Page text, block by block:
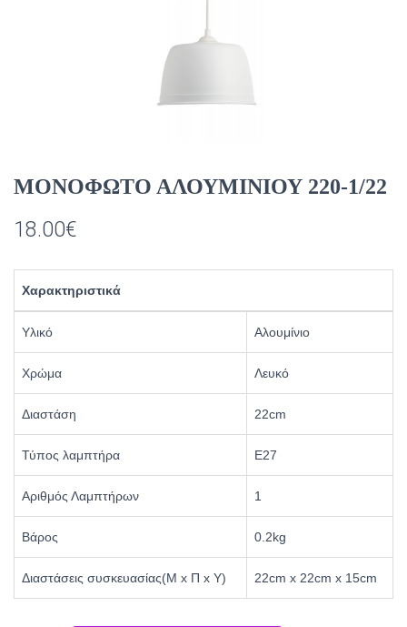
ΜΟΝΟΦΩΤΟ ΑΛΟΥΜΙΝΙΟΥ 220-1/22
18.00€
Χαρακτηριστικά
Υλικό Αλουμίνιο
Χρώμα Λευκό
Διαστάση 22cm
Τύπος λαμπτήρα Ε27
Αριθμός Λαμπτήρων 1
Βάρος 0.2kg
Διαστάσεις συσκευασίας(Μ x Π x Υ) 22cm x 22cm x 15cm